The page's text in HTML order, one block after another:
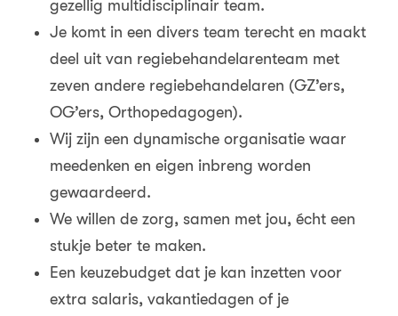
gezellig multidisciplinair team.
Je komt in een divers team terecht en maakt
deel uit van regiebehandelarenteam met
zeven andere regiebehandelaren (GZ’ers,
OG’ers, Orthopedagogen).
Wij zijn een dynamische organisatie waar
meedenken en eigen inbreng worden
gewaardeerd.
We willen de zorg, samen met jou, écht een
stukje beter te maken.
Een keuzebudget dat je kan inzetten voor
extra salaris, vakantiedagen of je